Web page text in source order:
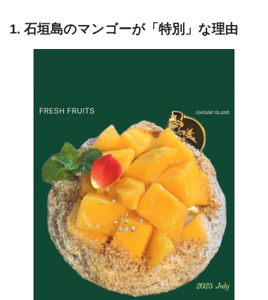
1. 石垣島のマンゴーが「特別」な理由